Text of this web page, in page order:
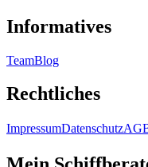
Informatives
TeamBlog
Rechtliches
ImpressumDatenschutz